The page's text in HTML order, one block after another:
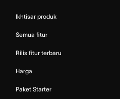
Ikhtisar produk
Semua fitur
Rilis fitur terbaru
Harga
Paket Starter